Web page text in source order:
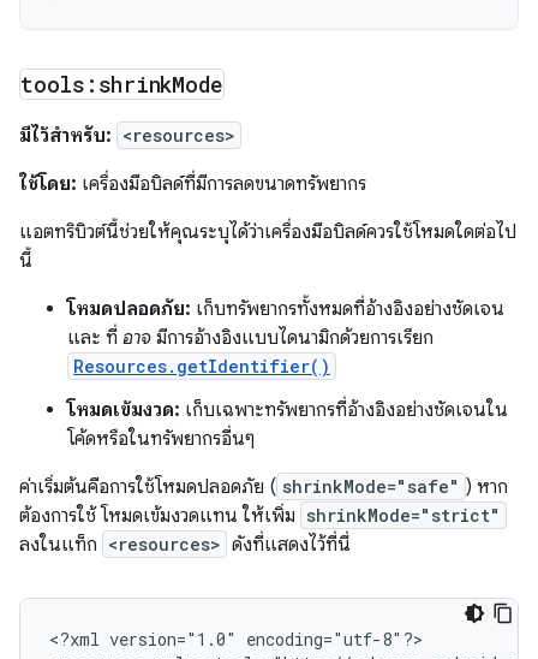
tools:shrinkMode
มีไว้สำหรับ: <resources>
ใช้โดย: เครื่องมือบิลด์ที่มีการลดขนาดทรัพยากร
แอตทริบิวต์นี้ช่วยให้คุณระบุได้ว่าเครื่องมือบิลด์ควรใช้โหมดใดต่อไป
นี้
โหมดปลอดภัย: เก็บทรัพยากรทั้งหมดที่อ้างอิงอย่างชัดเจน
และ ที่ อาจ มีการอ้างอิงแบบไดนามิกด้วยการเรียก
Resources.getIdentifier()
โหมดเข้มงวด: เก็บเฉพาะทรัพยากรที่อ้างอิงอย่างชัดเจนใน
โค้ดหรือในทรัพยากรอื่นๆ
ค่าเริ่มต้นคือการใช้โหมดปลอดภัย ( shrinkMode="safe" ) หาก
ต้องการใช้ โหมดเข้มงวดแทน ให้เพิ่ม shrinkMode="strict"
ลงในแท็ก <resources> ดังที่แสดงไว้ที่นี่
<?xml version="1.0"
encoding="utf-8"?>